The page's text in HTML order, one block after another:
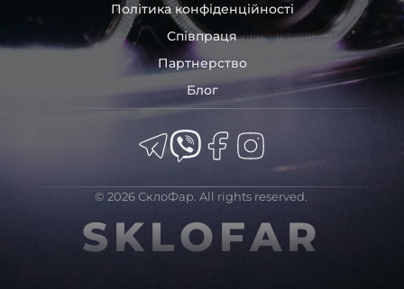
Політика конфіденційності
Співпраця
Партнерство
Блог
© 2026 СклоФар. All rights reserved.
SKLOFAR